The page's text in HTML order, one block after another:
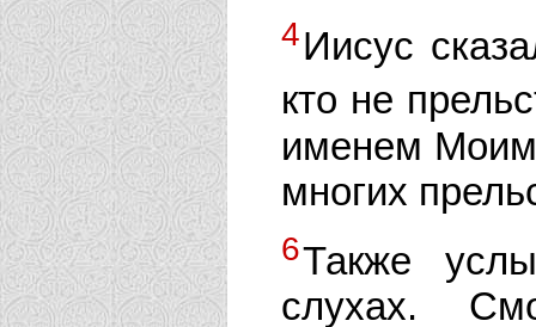
4Иисус
кто не
именем
многих
6Также
слухах.